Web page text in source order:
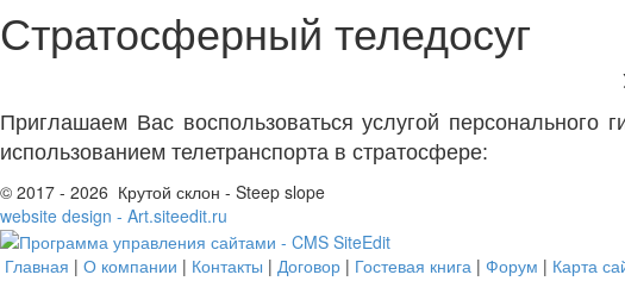
Стратосферный теледосуг
Приглашаем Вас воспользоваться услугой
использованием телетранспорта в стратосфере:
© 2017 - 2026 Крутой склон - Steep slope
website design - Art.siteedit.ru
Главная | О компании | Контакты | Договор | Гостевая книга | Форум | Карта